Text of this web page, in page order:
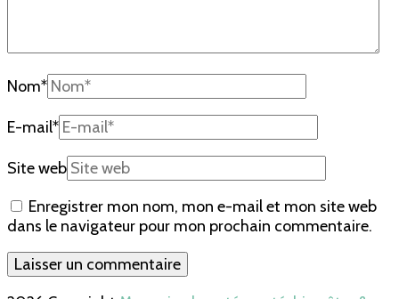
Nom*
E-mail*
Site web
Enregistrer mon nom, mon e-mail et mon site web
dans le navigateur pour mon prochain commentaire.